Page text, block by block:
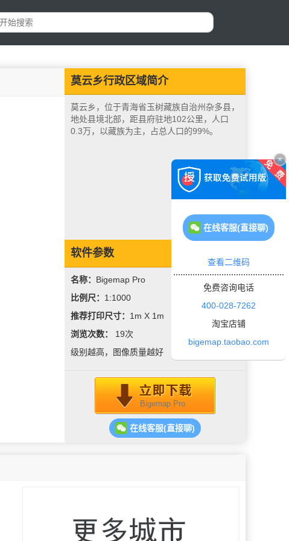
莫云乡行政区域简介
莫云乡，位于青海省玉树藏族自治州杂多县，
地处县境北部，距县府驻地102公里，人口
0.3万，以藏族为主，占总人口的99%。
软件参数
名称： Bigemap Pro
比例尺： 1:1000
推荐打印尺寸： 1m X 1m
浏览次数： 19次
级别越高，图像质量越好
Bigemap Pro
在线客服(直接聊)
在线客服(直接聊)
查看二维码
免费咨询电话
400-028-7262
淘宝店铺
bigemap.taobao.com